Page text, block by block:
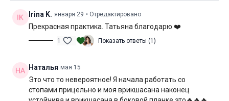
Нагрузка: умеренная
Оборудование:блок для йоги
Irina K. января 29 • Отредактировано
Прекрасная практика. Татьяна благодарю ❤️
1 Показать ответы (1)
Наталья мая 15
Это что то невероятное! Я начала работать со
стопами прицельно и моя врикшасана наконец